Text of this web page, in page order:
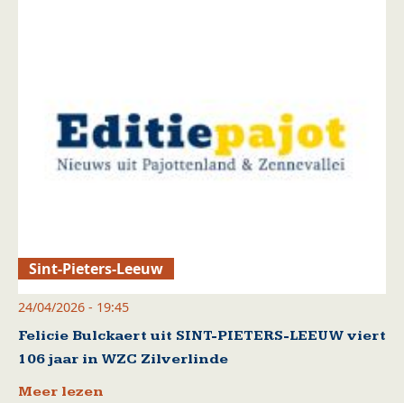
Sint-Pieters-Leeuw
24/04/2026 - 19:45
Felicie Bulckaert uit SINT-PIETERS-LEEUW viert
106 jaar in WZC Zilverlinde
Meer lezen